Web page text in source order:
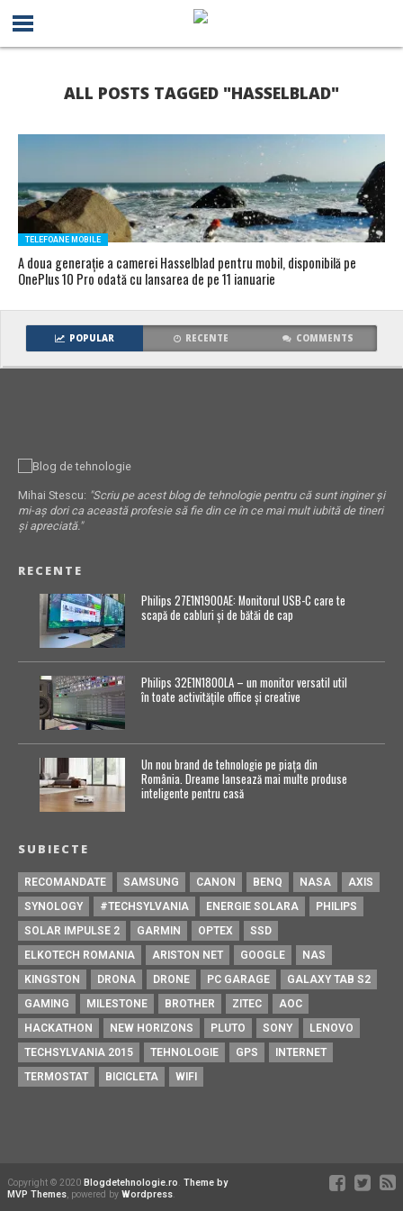
ALL POSTS TAGGED "HASSELBLAD"
TELEFOANE MOBILE
A doua generație a camerei Hasselblad pentru mobil, disponibilă pe
OnePlus 10 Pro odată cu lansarea de pe 11 ianuarie
POPULAR RECENTE COMMENTS
Mihai Stescu: "Scriu pe acest blog de tehnologie pentru că sunt inginer și
mi-aș dori ca această profesie să fie din ce în ce mai mult iubită de tineri
și apreciată."
RECENTE
Philips 27E1N1900AE: Monitorul USB-C care te
scapă de cabluri și de bătăi de cap
Philips 32E1N1800LA – un monitor versatil util
în toate activitățile office și creative
Un nou brand de tehnologie pe piața din
România. Dreame lansează mai multe produse
inteligente pentru casă
SUBIECTE
RECOMANDATE SAMSUNG CANON BENQ NASA
AXIS
SYNOLOGY
#TECHSYLVANIA ENERGIE SOLARA
PHILIPS
SOLAR IMPULSE 2
GARMIN OPTEX
SSD
ELKOTECH ROMANIA
ARISTON NET GOOGLE
NAS
KINGSTON
DRONA DRONE PC GARAGE
GALAXY TAB S2
GAMING
MILESTONE BROTHER ZITEC
AOC
HACKATHON
NEW HORIZONS PLUTO SONY
LENOVO
TECHSYLVANIA 2015
TEHNOLOGIE GPS
INTERNET
TERMOSTAT
BICICLETA WIFI
Copyright © 2020 Blogdetehnologie.ro. Theme by
MVP Themes, powered by Wordpress.